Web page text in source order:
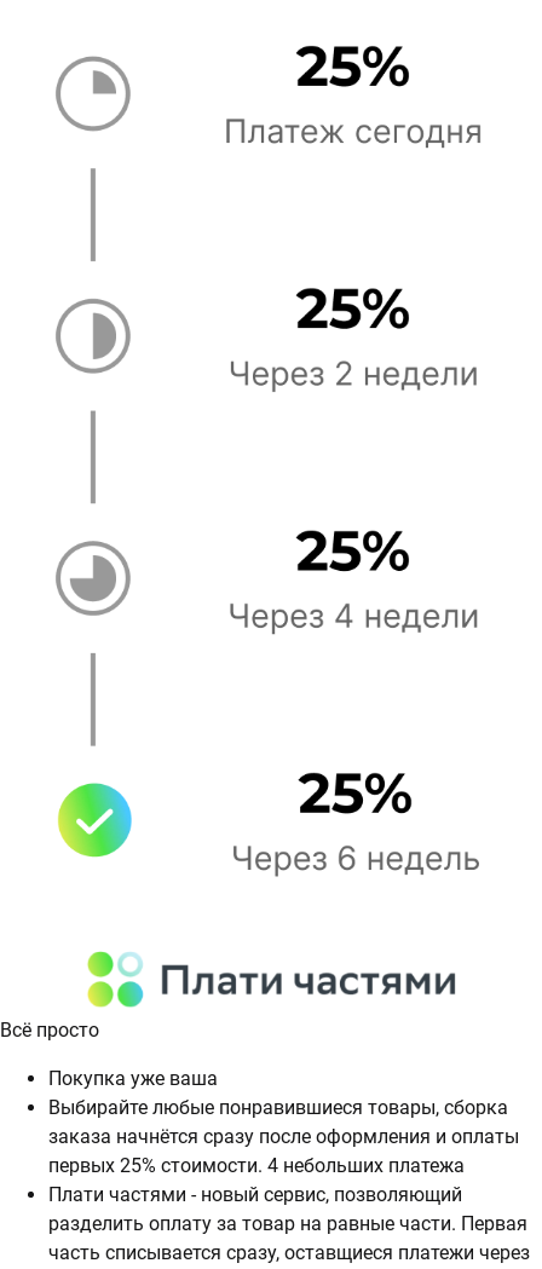
Всё просто
Покупка уже ваша
Выбирайте любые понравившиеся товары, сборка
заказа начнётся сразу после оформления и оплаты
первых 25% стоимости. 4 небольших платежа
Плати частями - новый сервис, позволяющий
разделить оплату за товар на равные части. Первая
часть списывается сразу, оставщиеся платежи через